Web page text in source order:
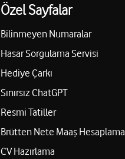
Özel Sayfalar
Bilinmeyen Numaralar
Hasar Sorgulama Servisi
Hediye Çarkı
Sınırsız ChatGPT
Resmi Tatiller
Brütten Nete Maaş Hesaplama
CV Hazırlama